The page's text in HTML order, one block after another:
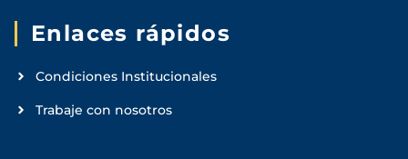
Enlaces rápidos
Condiciones Institucionales
Trabaje con nosotros